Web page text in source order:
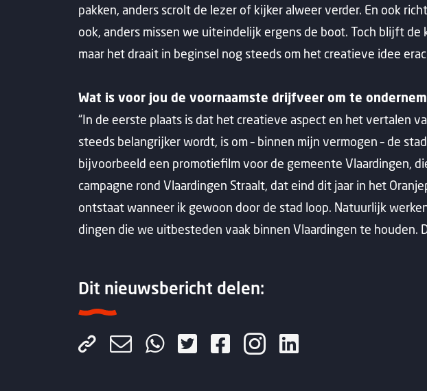
pakken, anders scrolt de lezer of kijker alweer verder. En ook
ook, anders missen we uiteindelijk ergens de boot. Toch blijft
maar het draait in beginsel nog steeds om het creatieve idee
Wat is voor jou de voornaamste drijfveer om te
“In de eerste plaats is dat het creatieve aspect en het vertalen
steeds belangrijker wordt, is om – binnen mijn vermogen – de
bijvoorbeeld een promotiefilm voor de gemeente Vlaardingen,
campagne rond Vlaardingen Straalt, dat eind dit jaar in het
ontstaat wanneer ik gewoon door de stad loop. Natuurlijk
dingen die we uitbesteden vaak binnen Vlaardingen te houden.
Dit nieuwsbericht delen: